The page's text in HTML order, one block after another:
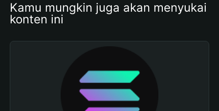
Kamu mungkin juga akan menyukai
konten ini